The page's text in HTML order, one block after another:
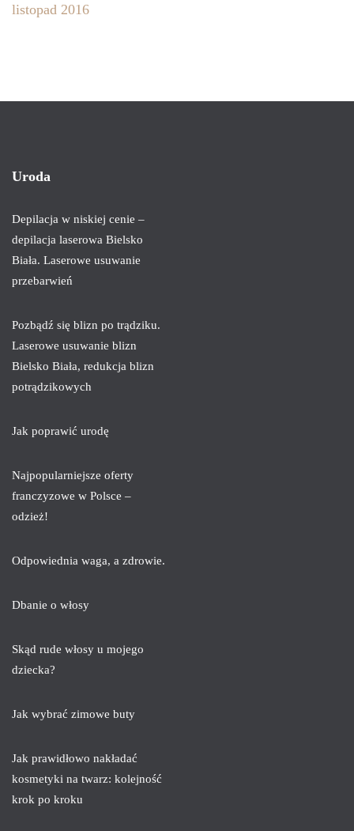
listopad 2016
Uroda
Depilacja w niskiej cenie –
depilacja laserowa Bielsko
Biała. Laserowe usuwanie
przebarwień
Pozbądź się blizn po trądziku.
Laserowe usuwanie blizn
Bielsko Biała, redukcja blizn
potrądzikowych
Jak poprawić urodę
Najpopularniejsze oferty
franczyzowe w Polsce –
odzież!
Odpowiednia waga, a zdrowie.
Dbanie o włosy
Skąd rude włosy u mojego
dziecka?
Jak wybrać zimowe buty
Jak prawidłowo nakładać
kosmetyki na twarz: kolejność
krok po kroku